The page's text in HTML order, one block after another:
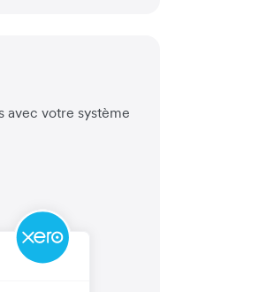
avec votre système